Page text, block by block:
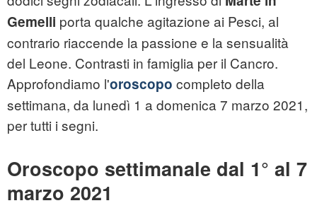
Gemelli porta qualche agitazione ai Pesci, al
contrario riaccende la passione e la sensualità
del Leone. Contrasti in famiglia per il Cancro.
Approfondiamo l'oroscopo completo della
settimana, da lunedì 1 a domenica 7 marzo 2021,
per tutti i segni.
Oroscopo settimanale dal 1° al 7
marzo 2021